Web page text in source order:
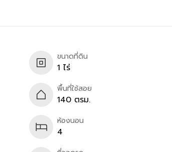
ขนาดที่ดิน
1 ไร่
พื้นที่ใช้สอย
140 ตรม.
ห้องนอน
4